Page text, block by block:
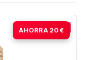
AHORRA 20€
-67%